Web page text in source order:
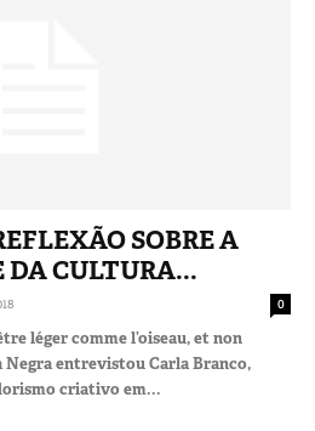
SOBRE A
DA CULTURA...
0
léger comme l’oiseau, et non
Negra entrevistou Carla Branco,
criativo em...